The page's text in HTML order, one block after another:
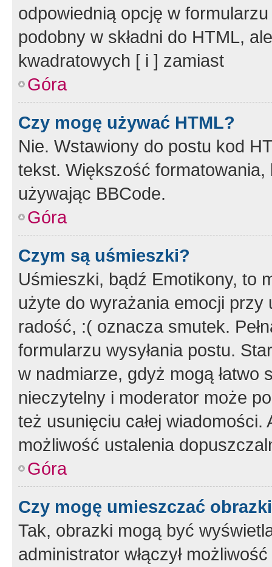
odpowiednią opcję w
podobny w składni do HTML,
kwadratowych [ i ] zamiast
Góra
Czy mogę używać HTML?
Nie. Wstawiony do postu kod
tekst. Większość
używając BBCode.
Góra
Czym są uśmieszki?
Uśmieszki, bądź Emotikony, to
użyte do wyrażania emocji
radość, :( oznacza smutek.
formularzu wysyłania postu.
w nadmiarze, gdyż mogą
nieczytelny i moderator może
też usunięciu całej
możliwość ustalenia
Góra
Czy mogę umieszczać
Tak, obrazki mogą być
administrator włączył